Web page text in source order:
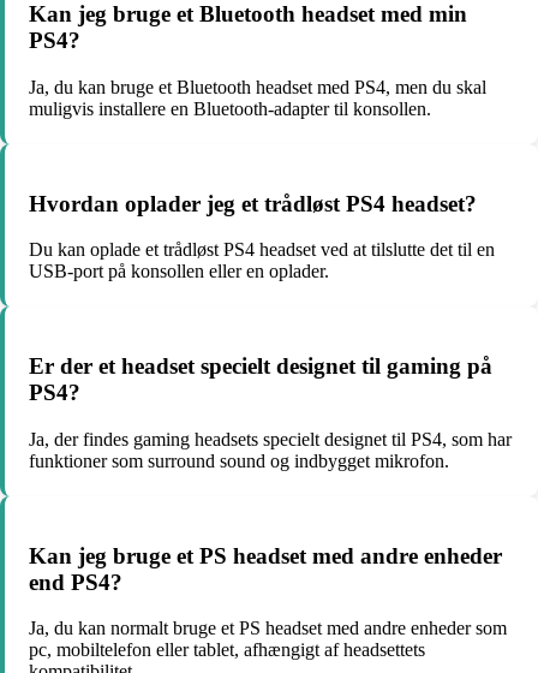
Kan jeg bruge et Bluetooth headset med min
PS4?
Ja, du kan bruge et Bluetooth headset med PS4, men du skal
muligvis installere en Bluetooth-adapter til konsollen.
Hvordan oplader jeg et trådløst PS4 headset?
Du kan oplade et trådløst PS4 headset ved at tilslutte det til en
USB-port på konsollen eller en oplader.
Er der et headset specielt designet til gaming på
PS4?
Ja, der findes gaming headsets specielt designet til PS4, som har
funktioner som surround sound og indbygget mikrofon.
Kan jeg bruge et PS headset med andre enheder
end PS4?
Ja, du kan normalt bruge et PS headset med andre enheder som
pc, mobiltelefon eller tablet, afhængigt af headsettets